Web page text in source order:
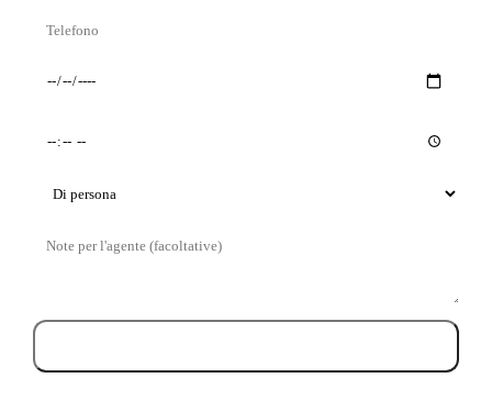
Telefono
Giorno
Orario
Tipo
visita
Messaggio